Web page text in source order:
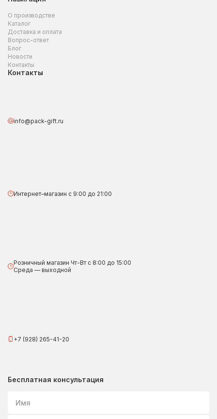
О производстве
Каталог
Доставка и оплата
Вопрос-ответ
Блог
Новости
Контакты
Контакты
info@pack-gift.ru
Интернет–магазин с 9:00 до 21:00
Розничный магазин Чт-Вт с 8:00 до 15:00
Среда — выходной
+7 (928) 265-41-20
Бесплатная консультация